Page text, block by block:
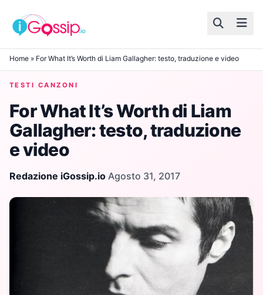
Skip to content
Home » For What It’s Worth di Liam Gallagher: testo, traduzione e video
TESTI CANZONI
For What It’s Worth di Liam
Gallagher: testo, traduzione
e video
Redazione iGossip.io·Agosto 31, 2017